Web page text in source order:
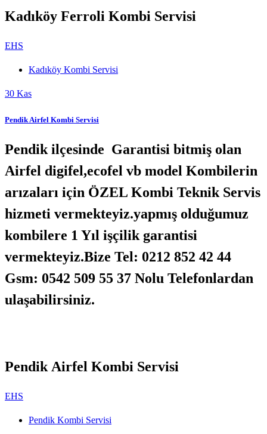
Kadıköy Ferroli Kombi Servisi
EHS
Kadıköy Kombi Servisi
30 Kas
Pendik Airfel Kombi Servisi
Pendik ilçesinde Garantisi bitmiş olan
Airfel digifel,ecofel vb model Kombilerin
arızaları için ÖZEL Kombi Teknik Servis
hizmeti vermekteyiz.yapmış olduğumuz
kombilere 1 Yıl işçilik garantisi
vermekteyiz.Bize Tel: 0212 852 42 44
Gsm: 0542 509 55 37 Nolu Telefonlardan
ulaşabilirsiniz.
Pendik Airfel Kombi Servisi
EHS
Pendik Kombi Servisi